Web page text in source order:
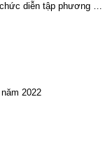
tập phương án
2022